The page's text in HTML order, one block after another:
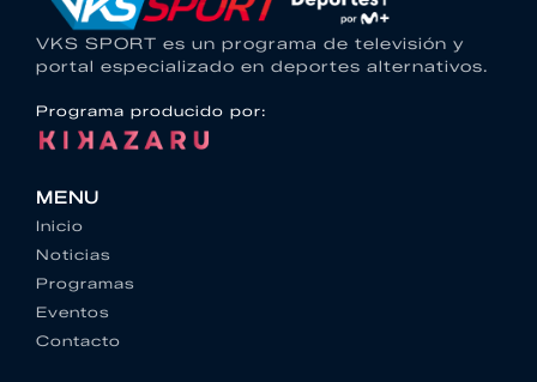
VKS SPORT es un programa de televisión y
portal especializado en deportes alternativos.
Programa producido por:
MENU
Inicio
Noticias
Programas
Eventos
Contacto